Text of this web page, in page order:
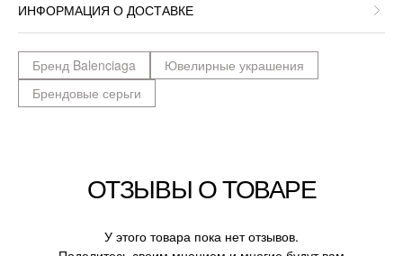
ИНФОРМАЦИЯ О ДОСТАВКЕ
Бренд Balenciaga
Ювелирные украшения
Брендовые серьги
ОТЗЫВЫ О ТОВАРЕ
У этого товара пока нет отзывов.